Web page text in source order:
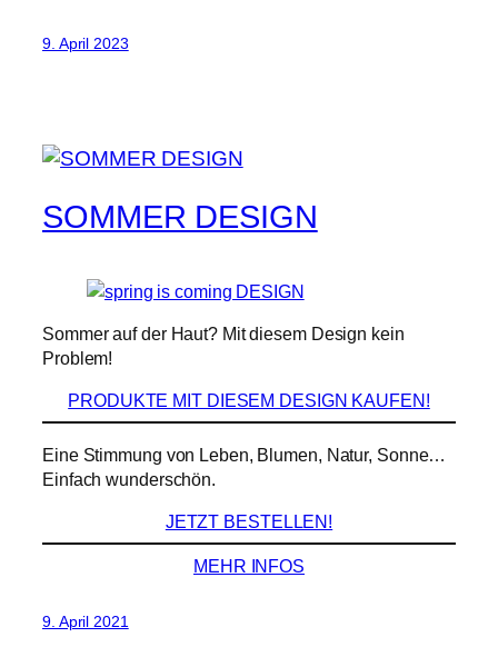
9. April 2023
SOMMER DESIGN
Sommer auf der Haut? Mit diesem Design kein
Problem!
PRODUKTE MIT DIESEM DESIGN KAUFEN!
Eine Stimmung von Leben, Blumen, Natur, Sonne…
Einfach wunderschön.
JETZT BESTELLEN!
MEHR INFOS
9. April 2021